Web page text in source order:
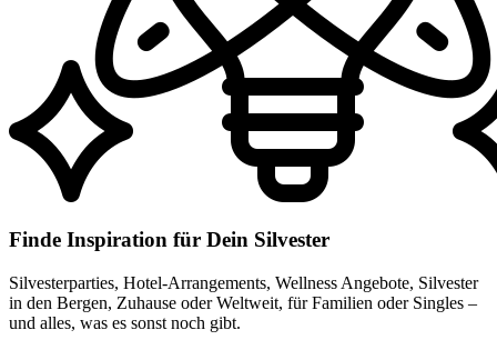
Finde Inspiration für Dein Silvester
Silvesterparties, Hotel-Arrangements, Wellness Angebote, Silvester
in den Bergen, Zuhause oder Weltweit, für Familien oder Singles –
und alles, was es sonst noch gibt.